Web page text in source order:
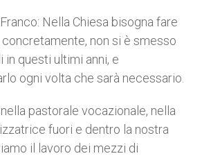
Nella Chiesa bisogna fare
non si è smesso
questi ultimi anni, e
ogni volta che sarà necessario.
pastorale vocazionale, nella
fuori e dentro la nostra
il lavoro dei mezzi di